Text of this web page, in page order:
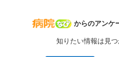
病院なび
からのアンケ
知りたい情報は見